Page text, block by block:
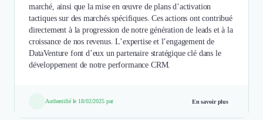
marché, ainsi que la mise en œuvre de plans d’activation
tactiques sur des marchés spécifiques. Ces actions ont contribué
directement à la progression de notre génération de leads et à la
croissance de nos revenus. L’expertise et l’engagement de
DataVenture font d’eux un partenaire stratégique clé dans le
développement de notre performance CRM.
Authentifié le 18/02/2025 par En savoir plus